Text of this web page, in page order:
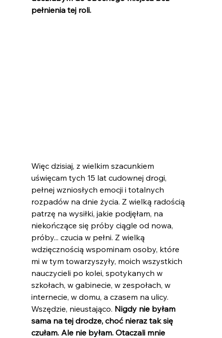
pełnienia tej roli.
Więc dzisiaj, z wielkim szacunkiem
uświęcam tych 15 lat cudownej drogi,
pełnej wzniosłych emocji i totalnych
rozpadów na dnie życia. Z wielką radością
patrzę na wysiłki, jakie podjęłam, na
niekończące się próby ciągle od nowa,
próby... czucia w pełni. Z wielką
wdzięcznością wspominam osoby, które
mi w tym towarzyszyły, moich wszystkich
nauczycieli po kolei, spotykanych w
szkołach, w gabinecie, w zespołach, w
internecie, w domu, a czasem na ulicy.
Wszędzie, nieustająco. Nigdy nie byłam
sama na tej drodze, choć nieraz tak się
czułam. Ale nie byłam. Otaczali mnie